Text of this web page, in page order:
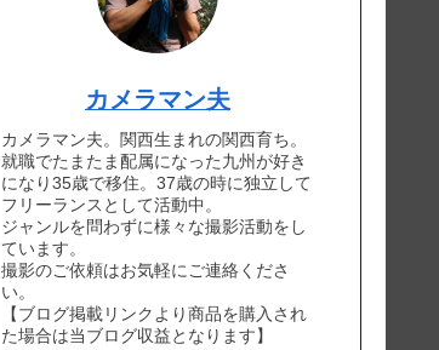
カメラマン夫
カメラマン夫。関西生まれの関西育ち。
就職でたまたま配属になった九州が好き
になり35歳で移住。37歳の時に独立して
フリーランスとして活動中。
ジャンルを問わずに様々な撮影活動をし
ています。
撮影のご依頼はお気軽にご連絡くださ
い。
【ブログ掲載リンクより商品を購入され
た場合は当ブログ収益となります】